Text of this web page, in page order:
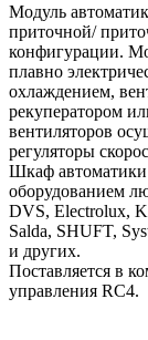
Модуль
приточной/
конфигурации.
плавно
охлаждением,
рекуператором
вентиляторов
регуляторы
Шкаф
оборудованием
DVS, Electrolux,
Salda, SHUFT,
и других.
Поставляется в
управления RC4.